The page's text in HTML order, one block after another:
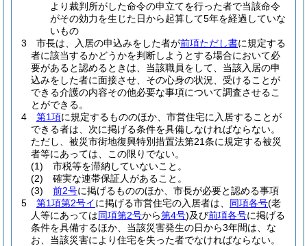
より裁判所がした命令の申立てを行った者で当該命令
がその効力を生じた日から起算して5年を経過していな
いもの
3
市長は、入居の申込みをした者が前項ただし書に規定する
者に該当するかどうかを判断しようとする場合において必
要があると認めるときは、当該職員をして、当該入居の申
込みをした者に面接させ、その心身の状況、受けることが
できる介護の内容その他必要な事項について調査させるこ
とができる。
4
第1項に規定するもののほか、市営住宅に入居することが
できる者は、次に掲げる条件を具備しなければならない。
ただし、被災市街地復興特別措置法第21条に規定する被災
者等にあっては、この限りでない。
(1)
市税等を滞納していないこと。
(2)
確実な連帯保証人があること。
(3)
前2号に掲げるもののほか、市長が必要と認める事項
5
第1項第2号イに掲げる市営住宅の入居者は、 同項各号(老
人等にあっては同項第2号から第4号)及び前項各号に掲げる
条件を具備するほか、当該災害発生の日から3年間は、な
お、当該災害により住宅を失った者でなければならない。